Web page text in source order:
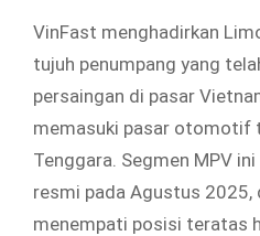
VinFast menghadirkan
tujuh penumpang yang
persaingan di pasar
memasuki pasar otomotif
Tenggara. Segmen MPV
resmi pada Agustus 2025,
menempati posisi teratas